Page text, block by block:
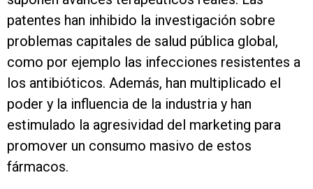
patentes han inhibido la investigación sobre
problemas capitales de salud pública global,
como por ejemplo las infecciones resistentes a
los antibióticos. Además, han multiplicado el
poder y la influencia de la industria y han
estimulado la agresividad del marketing para
promover un consumo masivo de estos
fármacos.